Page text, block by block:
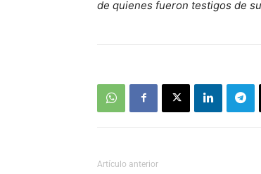
de quienes fueron testigos de
Artículo anterior